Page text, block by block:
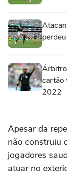
cartão
2022
Apesar da
não construiu
jogadores
atuar no